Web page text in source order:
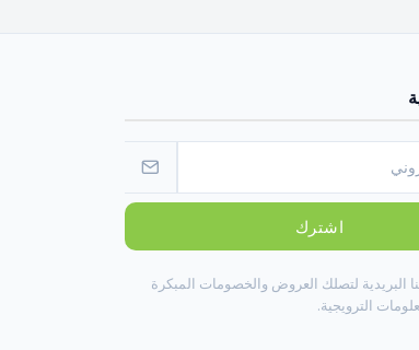
اشترك
البريدية لتصلك العروض والخصومات المبكرة
الترويجية.